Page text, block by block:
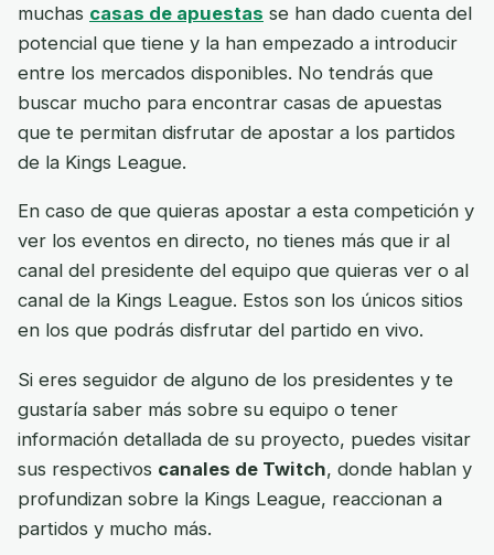
muchas casas de apuestas se han dado cuenta del
potencial que tiene y la han empezado a introducir
entre los mercados disponibles. No tendrás que
buscar mucho para encontrar casas de apuestas
que te permitan disfrutar de apostar a los partidos
de la Kings League.
En caso de que quieras apostar a esta competición y
ver los eventos en directo, no tienes más que ir al
canal del presidente del equipo que quieras ver o al
canal de la Kings League. Estos son los únicos sitios
en los que podrás disfrutar del partido en vivo.
Si eres seguidor de alguno de los presidentes y te
gustaría saber más sobre su equipo o tener
información detallada de su proyecto, puedes visitar
sus respectivos canales de Twitch, donde hablan y
profundizan sobre la Kings League, reaccionan a
partidos y mucho más.